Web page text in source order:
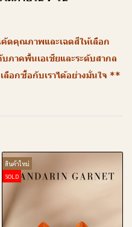
คุณภาพและเฉดสีให้เลือก
ภาคพื้นเอเชียและระดับสากล
อกซื้อกับเราได้อย่างมั่นใจ **
สินค้าใหม่
SOLD